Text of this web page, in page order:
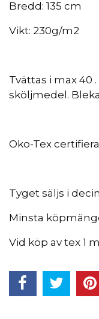
Bredd: 135 cm
Vikt: 230g/m2
Tvättas i max 40
sköljmedel.
Oko-Tex
Tyget säljs i
Minsta
Vid köp av tex 1